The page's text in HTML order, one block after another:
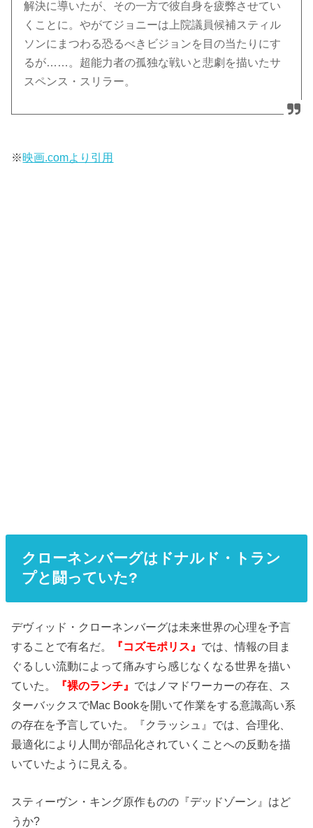
解決に導いたが、その一方で彼自身を疲弊させてい
くことに。やがてジョニーは上院議員候補スティル
ソンにまつわる恐るべきビジョンを目の当たりにす
るが……。超能力者の孤独な戦いと悲劇を描いたサ
スペンス・スリラー。
※映画.comより引用
クローネンバーグはドナルド・トラン
プと闘っていた?
デヴィッド・クローネンバーグは未来世界の心理を予言
することで有名だ。
『コズモポリス』 では、情報の目ま
ぐるしい流動によって痛みすら感じなくなる世界を描い
ていた。
『裸のランチ』 ではノマドワーカーの存在、ス
ターバックスでMac Bookを開いて作業をする意識高い系
の存在を予言していた。『クラッシュ』では、合理化、
最適化により人間が部品化されていくことへの反動を描
いていたように見える。
スティーヴン・キング原作ものの『デッドゾーン』はど
うか?